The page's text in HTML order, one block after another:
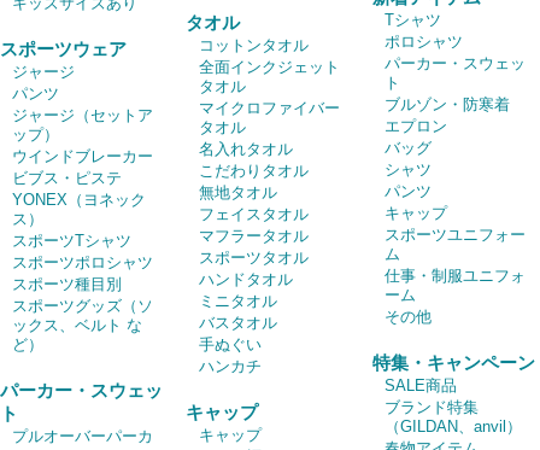
スポーツウェア
ジャージ
パンツ
ジャージ（セットア
ップ）
ウインドブレーカー
ビブス・ピステ
YONEX（ヨネック
ス）
スポーツTシャツ
スポーツポロシャツ
スポーツ種目別
スポーツグッズ（ソ
ックス、ベルト な
ど）
パーカー・スウェッ
ト
プルオーバーパーカ
タオル
コットンタオル
全面インクジェット
タオル
マイクロファイバー
タオル
名入れタオル
こだわりタオル
無地タオル
フェイスタオル
マフラータオル
スポーツタオル
ハンドタオル
ミニタオル
バスタオル
手ぬぐい
ハンカチ
キャップ
キャップ
Tシャツ
ポロシャツ
パーカー・スウェッ
ト
ブルゾン・防寒着
エプロン
バッグ
シャツ
パンツ
キャップ
スポーツユニフォー
ム
仕事・制服ユニフォ
ーム
その他
特集・キャンペーン
SALE商品
ブランド特集
（GILDAN、anvil）